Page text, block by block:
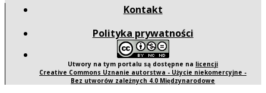
Kontakt
Polityka prywatności
Utwory na tym portalu są dostępne na licencji
Creative Commons Uznanie autorstwa - Użycie niekomercyjne -
Bez utworów zależnych 4.0 Międzynarodowe